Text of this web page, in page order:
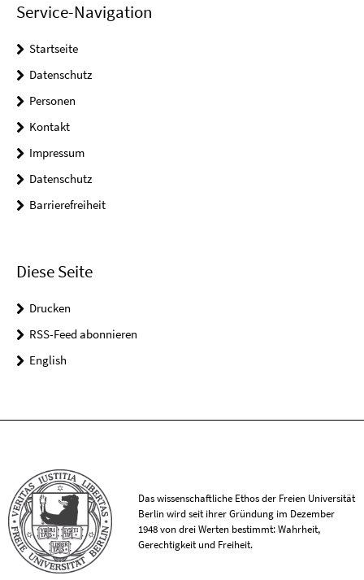
Service-Navigation
Startseite
Datenschutz
Personen
Kontakt
Impressum
Datenschutz
Barrierefreiheit
Diese Seite
Drucken
RSS-Feed abonnieren
English
Das wissenschaftliche Ethos der Freien Universität
Berlin wird seit ihrer Gründung im Dezember
1948 von drei Werten bestimmt: Wahrheit,
Gerechtigkeit und Freiheit.